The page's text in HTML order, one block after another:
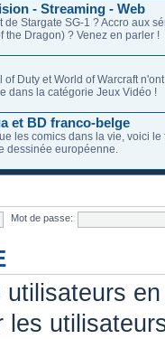
- Streaming - Web
de Stargate SG-1 ? Accro aux
the Dragon) ? Venez en parler !
Duty et World of Warcraft
dans la catégorie Jeux Vidéo !
et BD franco-belge
les comics dans la vie, voici le
dessinée européenne.
Mot de passe:
utilisateurs
les